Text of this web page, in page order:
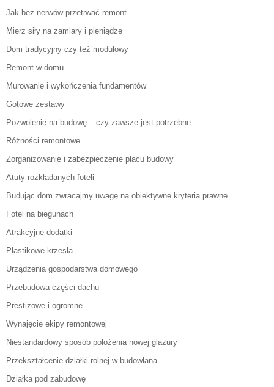
Jak bez nerwów przetrwać remont
Mierz siły na zamiary i pieniądze
Dom tradycyjny czy też modułowy
Remont w domu
Murowanie i wykończenia fundamentów
Gotowe zestawy
Pozwolenie na budowę – czy zawsze jest potrzebne
Różności remontowe
Zorganizowanie i zabezpieczenie placu budowy
Atuty rozkładanych foteli
Budując dom zwracajmy uwagę na obiektywne kryteria prawne
Fotel na biegunach
Atrakcyjne dodatki
Plastikowe krzesła
Urządzenia gospodarstwa domowego
Przebudowa części dachu
Prestiżowe i ogromne
Wynajęcie ekipy remontowej
Niestandardowy sposób położenia nowej glazury
Przekształcenie działki rolnej w budowlana
Działka pod zabudowę